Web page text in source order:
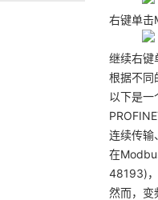
右键单击
继续右键
根据不同
以下是
连续传输
在
48193)，
然而，变